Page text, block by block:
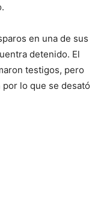
en una de sus
detenido. El
testigos, pero
lo que se desató